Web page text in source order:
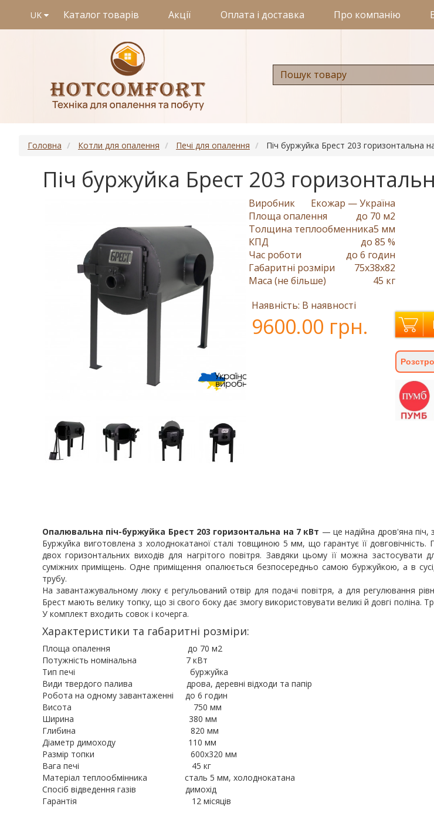
UK Каталог товарів Акції Оплата і доставка Про компанію
Головна Котли для опалення Печі для опалення Піч буржуйка Брест 203 горизонтальна
Піч буржуйка Брест 203
Виробник
Екожар — Україна
Площа опалення
до 70 м2
Толщина теплообменника5 мм
КПД
до 85 %
Час роботи
до 6 годин
Габаритні розміри
75x38x82
Маса (не більше)
45 кг
Наявність: В наявності
9600.00 грн.
Опалювальна піч-буржуйка Брест 203 горизонтальна на 7 кВт — це надійна дров'яна
Буржуйка виготовлена з холоднокатаної сталі товщиною 5 мм, що гарантує її довговічність.
двох горизонтальних виходів для нагрітого повітря. Завдяки цьому її можна застосувати
суміжних приміщень. Одне приміщення опалюється безпосередньо самою буржуйкою, а в
трубу.
На завантажувальному люку є регульований отвір для подачі повітря, а для регулювання
Брест мають велику топку, що зі свого боку дає змогу використовувати великі й довгі поліна.
У комплект входить совок і кочерга.
Характеристики та габаритні розміри:
Площа опалення до 70 м2
Потужність номінальна 7 кВт
Тип печі буржуйка
Види твердого палива дрова, деревні відходи та папір
Робота на одному завантаженні до 6 годин
Висота 750 мм
Ширина 380 мм
Глибина 820 мм
Діаметр димоходу 110 мм
Размір топки 600х320 мм
Вага печі 45 кг
Матеріал теплообмінника сталь 5 мм, холоднокатана
Спосіб відведення газів димохід
Гарантія 12 місяців